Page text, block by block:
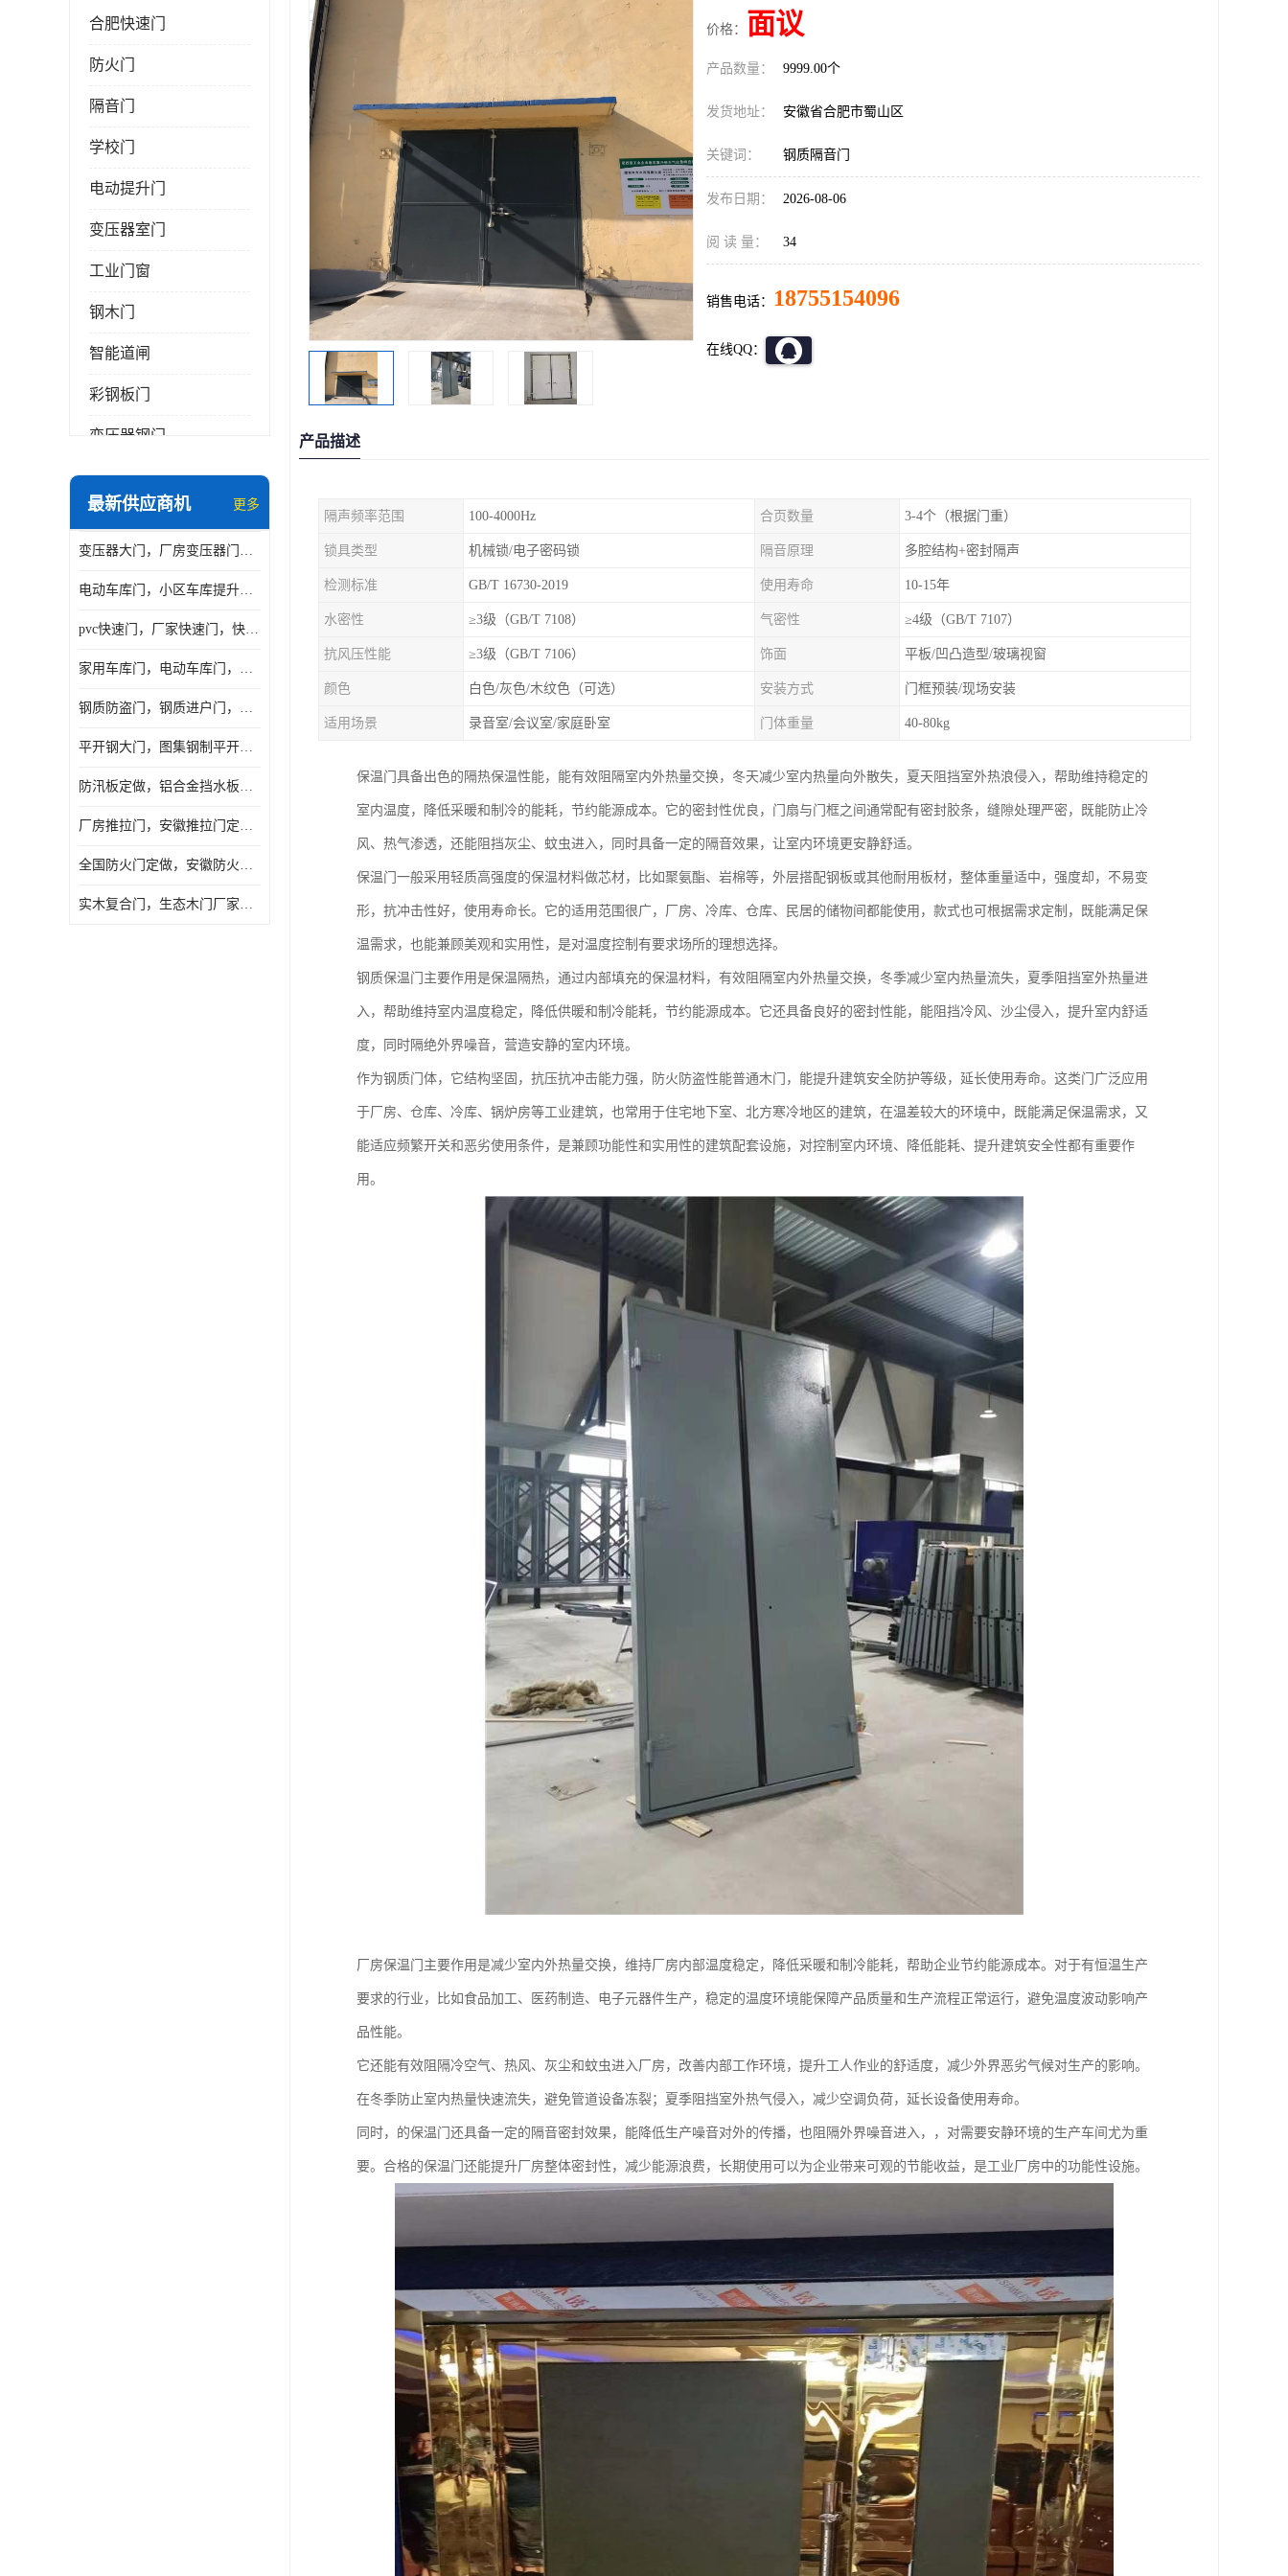
合肥快速门
防火门
隔音门
学校门
电动提升门
变压器室门
工业门窗
钢木门
智能道闸
彩钢板门
变压器钢门
非标门
抗爆门
快速门
最新供应商机 更多
变压器大门，厂房变压器门，配电所钢大门，变压器室钢大门
电动车库门，小区车库提升门，安徽提升门厂家，工业滑升门
pvc快速门，厂家快速门，快速卷帘门，感应快速门
家用车库门，电动车库门，车库滑升门，车库门安装
钢质防盗门，钢质进户门，钢质非标门厂家
平开钢大门，图集钢制平开门，厂房平开大门
防汛板定做，铝合金挡水板门，地库挡水板
厂房推拉门，安徽推拉门定做，夹芯板平移大门
全国防火门定做，安徽防火门批发，防火门价格
实木复合门，生态木门厂家，免漆门定做，安徽木门厂家直销
价格： 面议
产品数量： 9999.00个
发货地址： 安徽省合肥市蜀山区
关键词： 钢质隔音门
发布日期： 2026-08-06
阅 读 量： 34
销售电话： 18755154096
在线QQ：
产品描述
隔声频率范围 100-4000Hz 合页数量 3-4个（根据门重）
锁具类型 机械锁/电子密码锁 隔音原理 多腔结构+密封隔声
检测标准 GB/T 16730-2019 使用寿命 10-15年
水密性 ≥3级（GB/T 7108） 气密性 ≥4级（GB/T 7107）
抗风压性能 ≥3级（GB/T 7106） 饰面 平板/凹凸造型/玻璃视窗
颜色 白色/灰色/木纹色（可选） 安装方式 门框预装/现场安装
适用场景 录音室/会议室/家庭卧室 门体重量 40-80kg
保温门具备出色的隔热保温性能，能有效阻隔室内外热量交换，冬天减少室内热量向外散失，夏天阻挡室外热浪侵入，帮助维持稳定的
室内温度，降低采暖和制冷的能耗，节约能源成本。它的密封性优良，门扇与门框之间通常配有密封胶条，缝隙处理严密，既能防止冷
风、热气渗透，还能阻挡灰尘、蚊虫进入，同时具备一定的隔音效果，让室内环境更安静舒适。
保温门一般采用轻质高强度的保温材料做芯材，比如聚氨酯、岩棉等，外层搭配钢板或其他耐用板材，整体重量适中，强度却，不易变
形，抗冲击性好，使用寿命长。它的适用范围很广，厂房、冷库、仓库、民居的储物间都能使用，款式也可根据需求定制，既能满足保
温需求，也能兼顾美观和实用性，是对温度控制有要求场所的理想选择。
钢质保温门主要作用是保温隔热，通过内部填充的保温材料，有效阻隔室内外热量交换，冬季减少室内热量流失，夏季阻挡室外热量进
入，帮助维持室内温度稳定，降低供暖和制冷能耗，节约能源成本。它还具备良好的密封性能，能阻挡冷风、沙尘侵入，提升室内舒适
度，同时隔绝外界噪音，营造安静的室内环境。
作为钢质门体，它结构坚固，抗压抗冲击能力强，防火防盗性能普通木门，能提升建筑安全防护等级，延长使用寿命。这类门广泛应用
于厂房、仓库、冷库、锅炉房等工业建筑，也常用于住宅地下室、北方寒冷地区的建筑，在温差较大的环境中，既能满足保温需求，又
能适应频繁开关和恶劣使用条件，是兼顾功能性和实用性的建筑配套设施，对控制室内环境、降低能耗、提升建筑安全性都有重要作
用。
厂房保温门主要作用是减少室内外热量交换，维持厂房内部温度稳定，降低采暖和制冷能耗，帮助企业节约能源成本。对于有恒温生产
要求的行业，比如食品加工、医药制造、电子元器件生产，稳定的温度环境能保障产品质量和生产流程正常运行，避免温度波动影响产
品性能。
它还能有效阻隔冷空气、热风、灰尘和蚊虫进入厂房，改善内部工作环境，提升工人作业的舒适度，减少外界恶劣气候对生产的影响。
在冬季防止室内热量快速流失，避免管道设备冻裂；夏季阻挡室外热气侵入，减少空调负荷，延长设备使用寿命。
同时，的保温门还具备一定的隔音密封效果，能降低生产噪音对外的传播，也阻隔外界噪音进入，，对需要安静环境的生产车间尤为重
要。合格的保温门还能提升厂房整体密封性，减少能源浪费，长期使用可以为企业带来可观的节能收益，是工业厂房中的功能性设施。